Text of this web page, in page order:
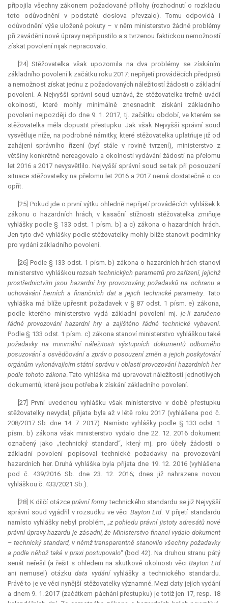
připojila všechny zákonem požadované přílohy (rozhodnutí o rozkladu
toto odůvodnění v podstatě doslova převzalo). Tomu odpovídá i
odůvodnění výše uložené pokuty – v něm ministerstvo žádné problémy
při zavádění nové úpravy nepřipustilo a s tvrzenou faktickou nemožností
získat povolení nijak nepracovalo.
[24] Stěžovatelka však upozornila na dva problémy se získáním
základního povolení k začátku roku 2017: nepřijetí prováděcích předpisů
a nemožnost získat jednu z požadovaných náležitostí žádosti o základní
povolení. A Nejvyšší správní soud uznává, že stěžovatelka trefně uvádí
okolnosti, které mohly minimálně znesnadnit získání základního
povolení nejpozději do dne 9. 1. 2017, tj. začátku období, ve kterém se
stěžovatelka měla dopustit přestupku. Jak však Nejvyšší správní soud
vysvětluje níže, na podrobné námitky, které stěžovatelka uplatňuje již od
zahájení správního řízení (byť stále v rovině tvrzení), ministerstvo z
většiny konkrétně nereagovalo a okolnosti vydávání žádostí na přelomu
let 2016 a 2017 nevysvětlilo. Nejvyšší správní soud se tak při posouzení
situace stěžovatelky na přelomu let 2016 a 2017 nemá dostatečně o co
opřít.
[25] Pokud jde o první výtku ohledně nepřijetí prováděcích vyhlášek k
zákonu o hazardních hrách, v kasační stížnosti stěžovatelka zmiňuje
vyhlášky podle § 133 odst. 1 písm. b) a c) zákona o hazardních hrách.
Jen tyto dvě vyhlášky podle stěžovatelky mohly blíže stanovit podmínky
pro vydání základního povolení.
[26] Podle § 133 odst. 1 písm. b) zákona o hazardních hrách stanoví
ministerstvo vyhláškourozsah technických parametrů pro zařízení, jejichž
prostřednictvím jsou hazardní hry provozovány, požadavků na ochranu a
uchovávání herních a finančních dat a jejich technické parametry. Tato
vyhláška má blíže upřesnit požadavek v § 87 odst. 1 písm. e) zákona,
podle kterého ministerstvo vydá základní povolení mj.je-li zaručeno
řádné provozování hazardní hry a zajištěno řádné technické vybavení.
Podle § 133 odst. 1 písm. c) zákona stanoví ministerstvo vyhláškou také
požadavky na minimální náležitosti výstupních dokumentů odborného
posuzování a osvědčování a zpráv o posouzení změn a jejich poskytování
orgánům vykonávajícím státní správu v oblasti provozování hazardních her
podle tohoto zákona. Tato vyhláška má upravovat náležitosti jednotlivých
dokumentů, které jsou potřeba k získání základního povolení.
[27] První uvedenou vyhlášku však ministerstvo v době přestupku
stěžovatelky nevydal, přijata byla až v létě roku 2017 (vyhlášena pod č.
208/2017 Sb. dne 14. 7. 2017). Namísto vyhlášky podle § 133 odst. 1
písm. b) zákona však ministerstvo vydalo dne 22. 12. 2016 dokument
označený jako „technický standard“, který mj. pro účely žádostí o
základní povolení popisoval technické požadavky na provozování
hazardních her. Druhá vyhláška byla přijata dne 19. 12. 2016 (vyhlášena
pod č. 439/2016 Sb. dne 23. 12. 2016; dnes již nahrazena novou
vyhláškou č. 433/2021 Sb.).
[28] K dílčí otázceprávní formy technického standardu se již Nejvyšší
správní soud vyjádřil v rozsudku ve věci Bayton Ltd. V přijetí standardu
namísto vyhlášky nebyl problém, „z pohledu právní jistoty adresátů nové
právní úpravy hazardu je zásadní, že Ministerstvo financí vydalo dokument
– technický standard, v němž transparentně stanovilo všechny požadavky
a podle něhož také v praxi postupovalo“ (bod 42). Na druhou stranu pátý
senát neřešil (a řešit s ohledem na skutkové okolnosti věciBayton Ltd
ani nemusel) otázkudata vydánívyhlášky a technického standardu.
Právě to je ve věci nynější stěžovatelky významné. Mezi daty jejich vydání
a dnem 9. 1. 2017 (začátkem páchání přestupku) je totiž jen 17, resp. 18